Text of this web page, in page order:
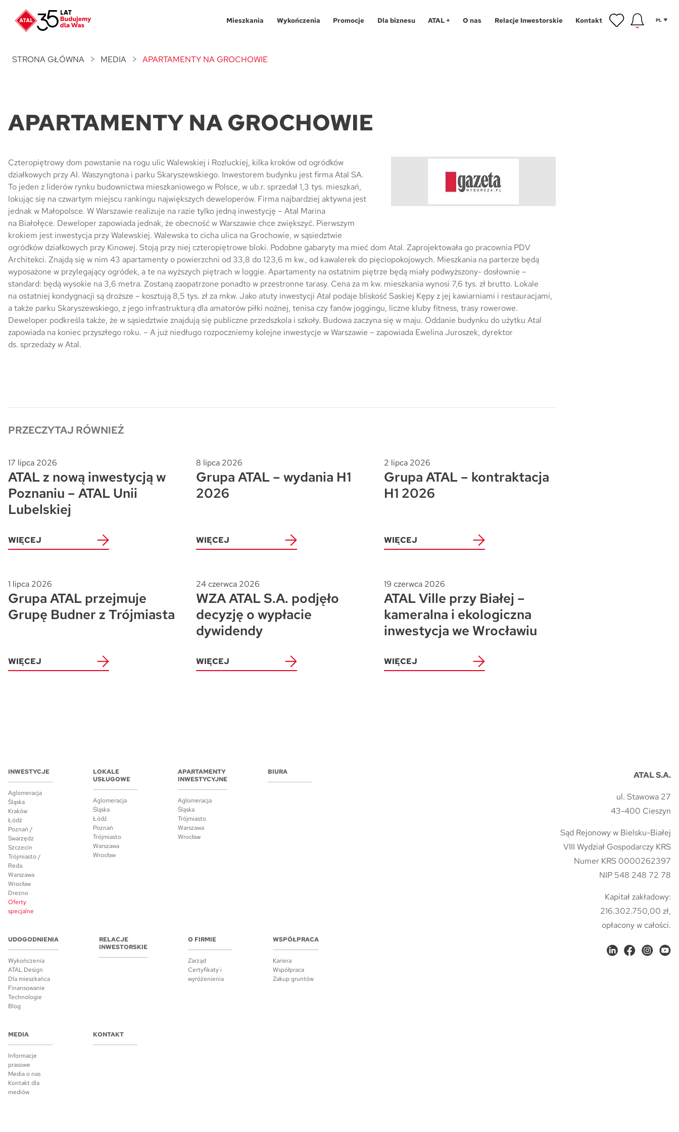
Mieszkania
Aglomeracja Śląska
Katowice
Łódź
Poznań / Swarzędz
Swarzędz
Szczecin
Trójmiasto / Reda
Gdynia
Reda
Kowale
Warszawa
Wrocław
Drezno
Mapa inwestycji
Wykończenia
Pakiety
Kontakt
Promocje
Kraków
Poznań / Swarzędz
Szczecin
Trójmiasto / Reda
Warszawa
Wrocław
Dla biznesu
Trójmiasto
Wrocław
Mapa inwestycji
Mapa inwestycji
ATAL +
Technologie
Blog
O nas Relacje Inwestorskie Kontakt PL
STRONA GŁÓWNA MEDIA APARTAMENTY NA GROCHOWIE
APARTAMENTY NA GROCHOWIE
Czteropiętrowy dom powstanie na rogu ulic Walewskiej i Rozluckiej, kilka kroków od ogródków
działkowych przy Al. Waszyngtona i parku Skaryszewskiego. Inwestorem budynku jest firma Atal SA.
To jeden z liderów rynku budownictwa mieszkaniowego w Polsce, w ub.r. sprzedał 1,3 tys. mieszkań,
lokując się na czwartym miejscu rankingu największych deweloperów. Firma najbardziej aktywna jest
jednak w Małopolsce. W Warszawie realizuje na razie tylko jedną inwestycję – Atal Marina
na Białołęce. Deweloper zapowiada jednak, że obecność w Warszawie chce zwiększyć. Pierwszym
krokiem jest inwestycja przy Walewskiej. Walewska to cicha ulica na Grochowie, w sąsiedztwie
ogródków działkowych przy Kinowej. Stoją przy niej czteropiętrowe bloki. Podobne gabaryty ma mieć dom Atal. Zaprojektowała go pracownia PDV
Architekci. Znajdą się w nim 43 apartamenty o powierzchni od 33,8 do 123,6 m kw., od kawalerek do pięciopokojowych. Mieszkania na parterze będą
wyposażone w przylegający ogródek, a te na wyższych piętrach w loggie. Apartamenty na ostatnim piętrze będą miały podwyższony- dosłownie –
standard: będą wysokie na 3,6 metra. Zostaną zaopatrzone ponadto w przestronne tarasy. Cena za m kw. mieszkania wynosi 7,6 tys. zł brutto. Lokale
na ostatniej kondygnacji są droższe – kosztują 8,5 tys. zł za mkw. Jako atuty inwestycji Atal podaje bliskość Saskiej Kępy z jej kawiarniami i restauracjami,
a także parku Skaryszewskiego, z jego infrastrukturą dla amatorów piłki nożnej, tenisa czy fanów joggingu, liczne kluby fitness, trasy rowerowe.
Deweloper podkreśla także, że w sąsiedztwie znajdują się publiczne przedszkola i szkoły. Budowa zaczyna się w maju. Oddanie budynku do użytku Atal
zapowiada na koniec przyszłego roku. – A już niedługo rozpoczniemy kolejne inwestycje w Warszawie – zapowiada Ewelina Juroszek, dyrektor
ds. sprzedaży w Atal.
PRZECZYTAJ RÓWNIEŻ
17 lipca 2026
ATAL z nową inwestycją w
Poznaniu – ATAL Unii
Lubelskiej
WIĘCEJ
8 lipca 2026
Grupa ATAL – wydania H1
2026
WIĘCEJ
2 lipca 2026
Grupa ATAL – kontraktacja
H1 2026
WIĘCEJ
1 lipca 2026
Grupa ATAL przejmuje
Grupę Budner z Trójmiasta
WIĘCEJ
24 czerwca 2026
WZA ATAL S.A. podjęło
decyzję o wypłacie
dywidendy
WIĘCEJ
19 czerwca 2026
ATAL Ville przy Białej –
kameralna i ekologiczna
inwestycja we Wrocławiu
WIĘCEJ
INWESTYCJE
Aglomeracja
Śląska
Kraków
Łódź
Poznań /
Swarzędz
Szczecin
Trójmiasto /
Reda
Warszawa
Wrocław
Drezno
Oferty
specjalne
LOKALE
USŁUGOWE
Aglomeracja
Śląska
Łódź
Poznań
Trójmiasto
Warszawa
Wrocław
APARTAMENTY
INWESTYCYJNE
Aglomeracja
Śląska
Trójmiasto
Warszawa
Wrocław
BIURA
UDOGODNIENIA
Wykończenia
ATAL Design
Dla mieszkańca
Finansowanie
Technologie
Blog
RELACJE
INWESTORSKIE
O FIRMIE
Zarząd
Certyfikaty i
wyróżenienia
WSPÓŁPRACA
Kariera
Współpraca
Zakup gruntów
MEDIA
Informacje
prasowe
Media o nas
Kontakt dla
mediów
KONTAKT
ATAL S.A.
ul. Stawowa 27
43-400 Cieszyn
Sąd Rejonowy w Bielsku-Białej
VIII Wydział Gospodarczy KRS
Numer KRS 0000262397
NIP 548 248 72 78
Kapitał zakładowy:
216.302.750,00 zł,
opłacony w całości.
w Poznaniu
NOWOŚĆ
Program Poleceń ATAL
NOWOŚĆ
ATAL Floriana w Szczecinie
NOWOŚĆ
ATAL Ruczaj w Krakowie
Skwer Witosa w Piastowie